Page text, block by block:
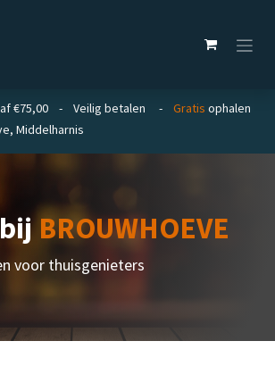
€75,00 - Veilig betalen - Gratis ophalen
Middelharnis
BROUWHOEVE
voor thuisgenieters